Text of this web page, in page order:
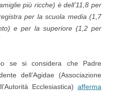
più ricche) è dell’11,8 per
per la scuola media (1,7
e per la superiore (1,2 per
se si considera che Padre
dell’Agidae (Associazione
Ecclesiastica) afferma